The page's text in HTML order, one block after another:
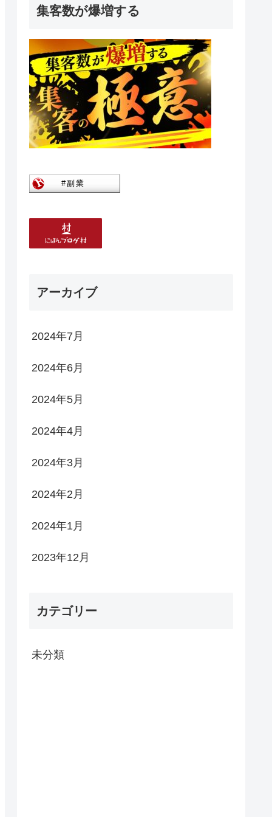
集客数が爆増する
アーカイブ
2024年7月
2024年6月
2024年5月
2024年4月
2024年3月
2024年2月
2024年1月
2023年12月
カテゴリー
未分類